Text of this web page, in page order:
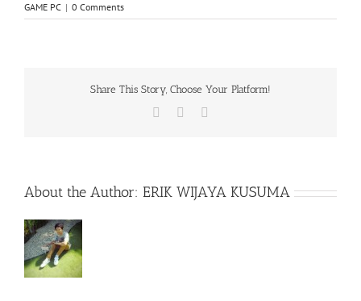
GAME PC | 0 Comments
Share This Story, Choose Your Platform!
Facebook
About the Author: ERIK WIJAYA KUSUMA